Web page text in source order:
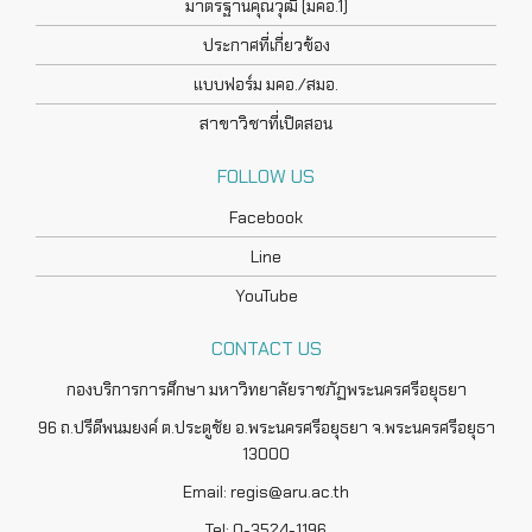
มาตรฐานคุณวุฒิ (มคอ.1)
ประกาศที่เกี่ยวข้อง
แบบฟอร์ม มคอ./สมอ.
สาขาวิชาที่เปิดสอน
FOLLOW US
Facebook
Line
YouTube
CONTACT US
กองบริการการศึกษา มหาวิทยาลัยราชภัฏพระนครศรีอยุธยา
96 ถ.ปรีดีพนมยงค์ ต.ประตูชัย อ.พระนครศรีอยุธยา จ.พระนครศรีอยุธา
13000
Email: regis@aru.ac.th